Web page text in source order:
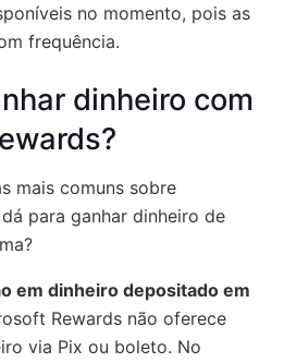
no momento, pois as
frequência.
dinheiro com
mais comuns sobre
dá para ganhar dinheiro de
em dinheiro depositado em
Rewards não oferece
via Pix ou boleto. No